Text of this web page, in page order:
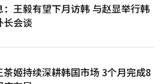
：王毅有望下月访韩 与赵显举行韩
长会谈
茶姬持续深耕韩国市场 3个月完成8